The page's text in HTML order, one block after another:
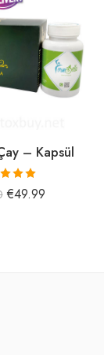
– Kapsül
oy aldı
€49.99